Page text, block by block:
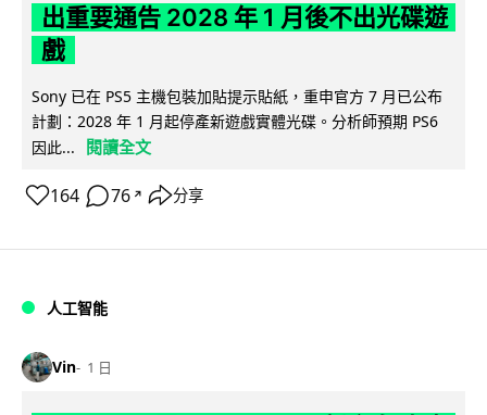
出重要通告 2028 年 1 月後不出光碟遊
戲
Sony 已在 PS5 主機包裝加貼提示貼紙，重申官方 7 月已公布
計劃：2028 年 1 月起停產新遊戲實體光碟。分析師預期 PS6
因此...
閱讀全文
164 76 ↗ 分享
人工智能
Vin 1 日